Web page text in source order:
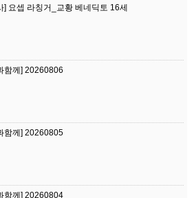
] 요셉 라칭거_교황 베네딕토 16세
함께] 20260806
함께] 20260805
함께] 20260804